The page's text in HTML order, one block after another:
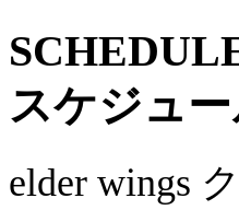
スケジュ
elder wings